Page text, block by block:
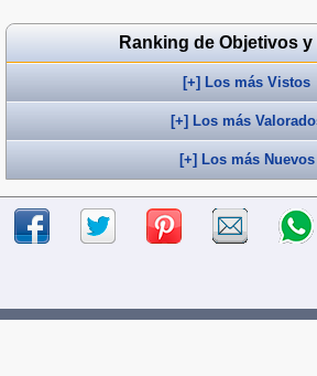
Ranking de Objetivos
[+] Los más Vistos
[+] Los más
[+] Los más Nuevos